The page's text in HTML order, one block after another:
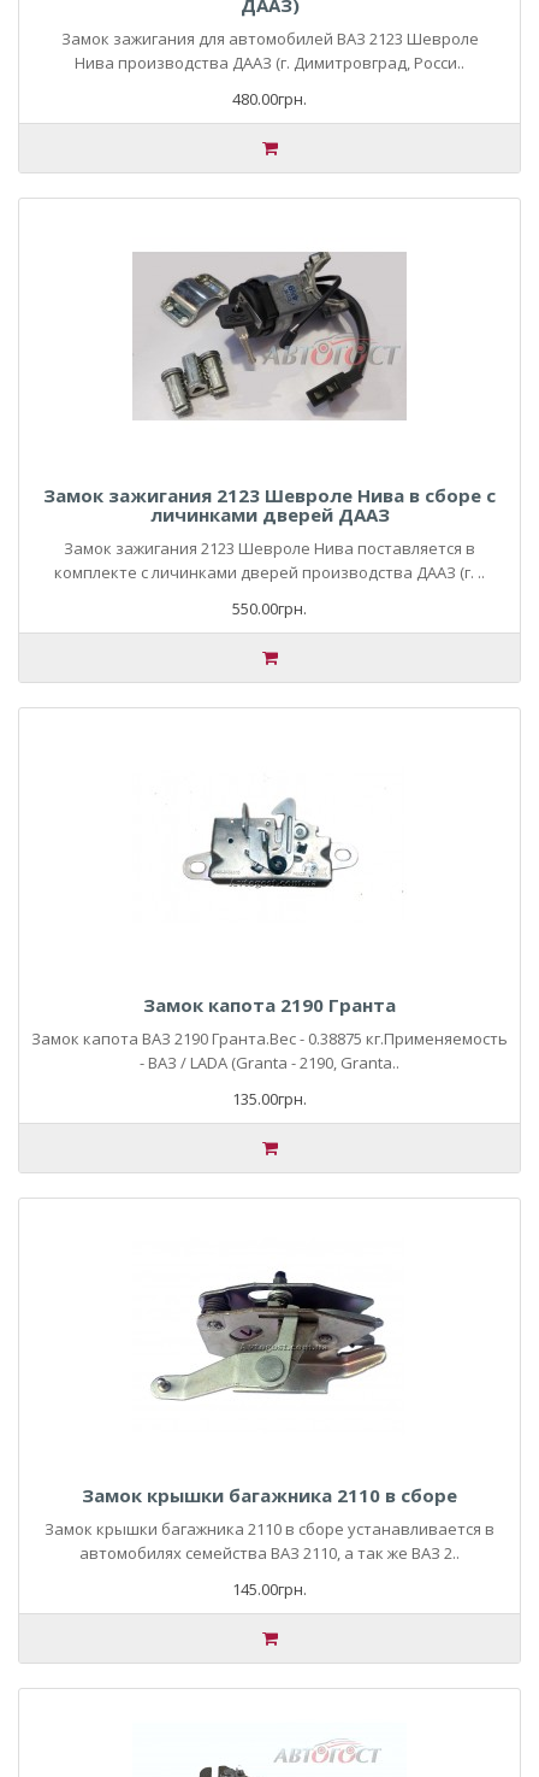
ДААЗ)
Замок зажигания для автомобилей ВАЗ 2123 Шевроле
Нива производства ДААЗ (г. Димитровград, Росси..
480.00грн.
Замок зажигания 2123 Шевроле Нива в сборе с
личинками дверей ДААЗ
Замок зажигания 2123 Шевроле Нива поставляется в
комплекте с личинками дверей производства ДААЗ (г. ..
550.00грн.
Замок капота 2190 Гранта
Замок капота ВАЗ 2190 Гранта.Вес - 0.38875 кг.Применяемость
- ВАЗ / LADA (Granta - 2190, Granta..
135.00грн.
Замок крышки багажника 2110 в сборе
Замок крышки багажника 2110 в сборе устанавливается в
автомобилях семейства ВАЗ 2110, а так же ВАЗ 2..
145.00грн.